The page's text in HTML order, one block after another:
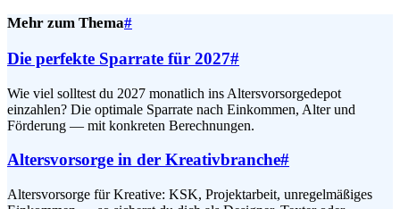
Mehr zum Thema#
Die perfekte Sparrate für 2027#
Wie viel solltest du 2027 monatlich ins Altersvorsorgedepot
einzahlen? Die optimale Sparrate nach Einkommen, Alter und
Förderung — mit konkreten Berechnungen.
Altersvorsorge in der Kreativbranche#
Altersvorsorge für Kreative: KSK, Projektarbeit, unregelmäßiges